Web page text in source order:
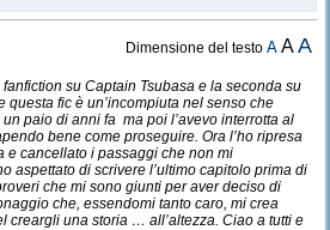
Dimensione del testoA AA
su Captain Tsubasa e la seconda su
questa fic è un’incompiuta nel senso che
paio di anni fa ma poi l’avevo interrotta al
bene come proseguire. Ora l’ho ripresa
e cancellato i passaggi che non mi
aspettato di scrivere l’ultimo capitolo prima di
che mi sono giunti per aver deciso di
che, essendomi tanto caro, mi crea
creargli una storia … all’altezza. Ciao a tutti e